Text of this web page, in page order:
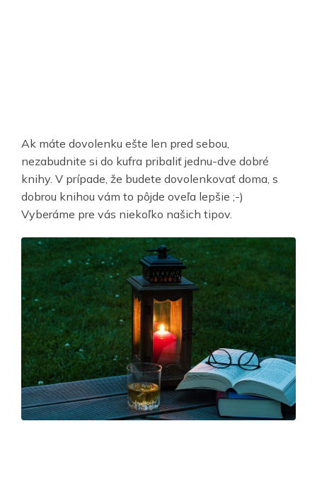
Ak máte dovolenku ešte len pred sebou,
nezabudnite si do kufra pribaliť jednu-dve dobré
knihy. V prípade, že budete dovolenkovať doma, s
dobrou knihou vám to pôjde oveľa lepšie ;-)
Vyberáme pre vás niekoľko našich tipov.